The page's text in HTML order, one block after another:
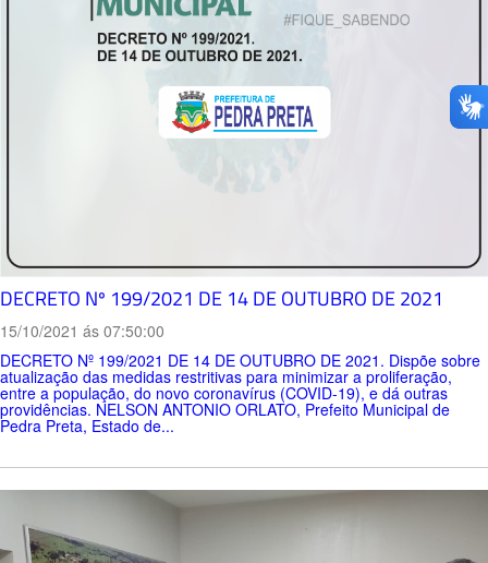
DECRETO Nº 199/2021 DE 14 DE OUTUBRO DE 2021
15/10/2021 ás 07:50:00
DECRETO Nº 199/2021 DE 14 DE OUTUBRO DE 2021. Dispõe sobre
atualização das medidas restritivas para minimizar a proliferação,
entre a população, do novo coronavírus (COVID-19), e dá outras
providências. NELSON ANTONIO ORLATO, Prefeito Municipal de
Pedra Preta, Estado de...